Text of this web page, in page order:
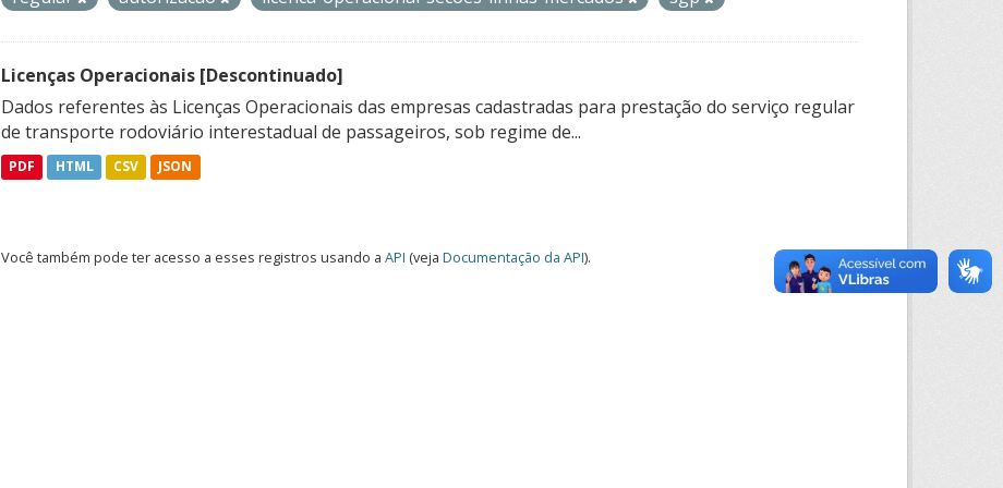
Licenças Operacionais [Descontinuado]
Dados referentes às Licenças Operacionais das empresas cadastradas para prestação do serviço regular
de transporte rodoviário interestadual de passageiros, sob regime de...
PDF HTML CSV JSON
Você também pode ter acesso a esses registros usando a API (veja Documentação da API).